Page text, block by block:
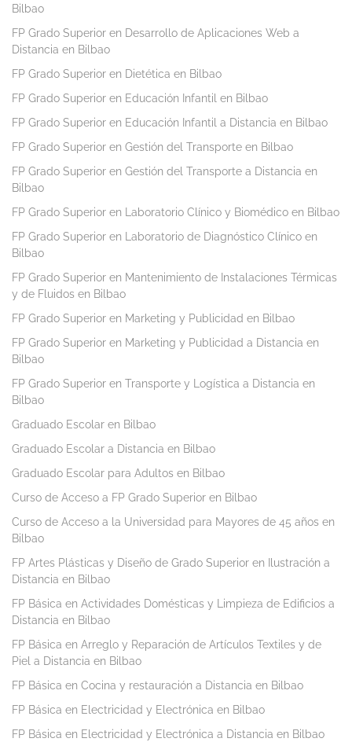
Bilbao
FP Grado Superior en Desarrollo de Aplicaciones Web a
Distancia en Bilbao
FP Grado Superior en Dietética en Bilbao
FP Grado Superior en Educación Infantil en Bilbao
FP Grado Superior en Educación Infantil a Distancia en Bilbao
FP Grado Superior en Gestión del Transporte en Bilbao
FP Grado Superior en Gestión del Transporte a Distancia en
Bilbao
FP Grado Superior en Laboratorio Clínico y Biomédico en Bilbao
FP Grado Superior en Laboratorio de Diagnóstico Clínico en
Bilbao
FP Grado Superior en Mantenimiento de Instalaciones Térmicas
y de Fluidos en Bilbao
FP Grado Superior en Marketing y Publicidad en Bilbao
FP Grado Superior en Marketing y Publicidad a Distancia en
Bilbao
FP Grado Superior en Transporte y Logística a Distancia en
Bilbao
Graduado Escolar en Bilbao
Graduado Escolar a Distancia en Bilbao
Graduado Escolar para Adultos en Bilbao
Curso de Acceso a FP Grado Superior en Bilbao
Curso de Acceso a la Universidad para Mayores de 45 años en
Bilbao
FP Artes Plásticas y Diseño de Grado Superior en Ilustración a
Distancia en Bilbao
FP Básica en Actividades Domésticas y Limpieza de Edificios a
Distancia en Bilbao
FP Básica en Arreglo y Reparación de Artículos Textiles y de
Piel a Distancia en Bilbao
FP Básica en Cocina y restauración a Distancia en Bilbao
FP Básica en Electricidad y Electrónica en Bilbao
FP Básica en Electricidad y Electrónica a Distancia en Bilbao